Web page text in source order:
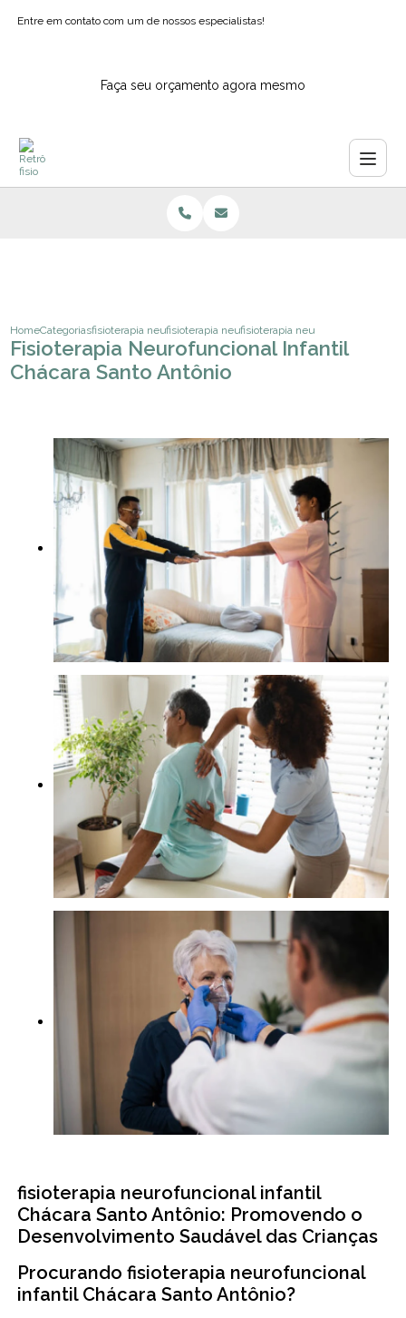
Entre em contato com um de nossos especialistas!
Faça seu orçamento agora mesmo
HomeCategoriasfisioterapia neurologicafisioterapia neurofuncional infantil
fisioterapia neurofuncional
Fisioterapia Neurofuncional Infantil
Chácara Santo Antônio
fisioterapia neurofuncional infantil
Chácara Santo Antônio: Promovendo o
Desenvolvimento Saudável das Crianças
Procurando fisioterapia neurofuncional
infantil Chácara Santo Antônio?